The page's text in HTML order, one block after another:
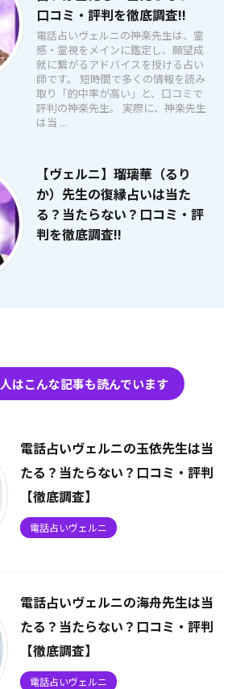
口コミ・評判を徹底調査!!
電話占いヴェルニの神楽先生は、霊
感・霊視をメインに鑑定し、願望成
就に繋がるアドバイスを授ける占い
師です。 短時間で多くの情報を読み
取り「的中率が高い」と、口コミで
評判の神楽先生。 実際に、神楽先生
は当 ...
【ヴェルニ】瑠璃華（るり
か）先生の復縁占いは当た
る？当たらない？口コミ・評
判を徹底調査!!
はこんな記事も読んでいます
電話占いヴェルニの玉依先生は当
たる？当たらない？口コミ・評判
【徹底調査】
電話占いヴェルニ
電話占いヴェルニの海舟先生は当
たる？当たらない？口コミ・評判
【徹底調査】
電話占いヴェルニ